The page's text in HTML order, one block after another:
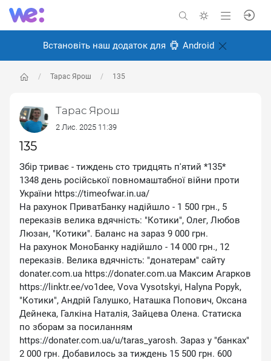
Встановіть наш додаток для Android
Тарас Ярош 135
Тарас Ярош
2 Лис. 2025 11:39
135
Збір триває - тиждень сто тридцять п'ятий *135*
1348 день російської повномаштабної війни проти
України https://timeofwar.in.ua/
На рахунок ПриватБанку надійшло - 1 500 грн., 5
переказів велика вдячність: ″Котики″, Олег, Любов
Люзан, ″Котики″. Баланс на зараз 9 000 грн.
На рахунок МоноБанку надійшло - 14 000 грн., 12
переказів. Велика вдячність: ″донатерам″ сайту
donater.com.ua https://donater.com.ua Максим Агарков
https://linktr.ee/vo1dee, Vova Vysotskyi, Halyna Popyk,
″Котики″, Андрій Галушко, Наташка Попович, Оксана
Дейнека, Галкіна Наталія, Зайцева Олена. Статиска
по зборам за посиланням
https://donater.com.ua/u/taras_yarosh. Зараз у ″банках″
2 000 грн. Добавилось за тиждень 15 500 грн. 600